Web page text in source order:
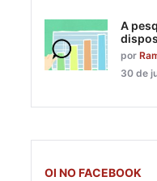
A
por
30 de
OI NO FACEBOOK